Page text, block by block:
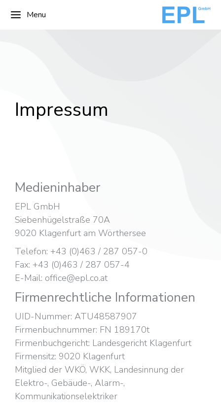
Menu
Impressum
Medieninhaber
EPL GmbH
Siebenhügelstraße 70A
9020 Klagenfurt am Wörthersee
Telefon: +43 (0)463 / 287 057-0
Fax: +43 (0)463 / 287 057-4
E-Mail: office@epl.co.at
Firmenrechtliche Informationen
UID-Nummer: ATU48587907
Firmenbuchnummer: FN 189170t
Firmenbuchgericht: Landesgericht Klagenfurt
Firmensitz: 9020 Klagenfurt
Mitglied der WKÖ, WKK, Landesinnung der
Elektro-, Gebäude-, Alarm-,
Kommunikationselektriker